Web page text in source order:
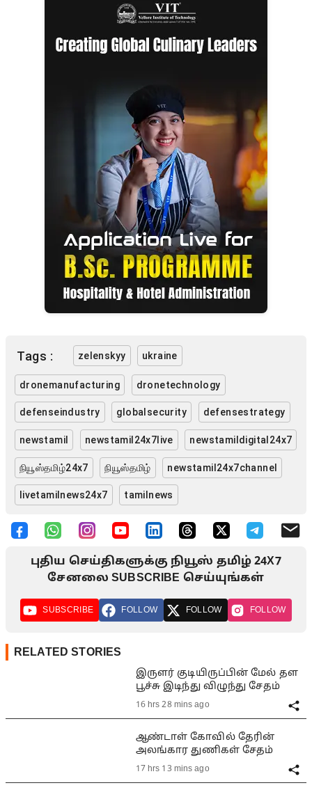
Tags : zelenskyy ukraine
dronemanufacturing dronetechnology
defenseindustry globalsecurity defensestrategy
newstamil newstamil24x7live newstamildigital24x7
நியூஸ்தமிழ்24x7 நியூஸ்தமிழ் newstamil24x7channel
livetamilnews24x7 tamilnews
புதிய செய்திகளுக்கு நியூஸ் தமிழ் 24X7
சேனலை SUBSCRIBE செய்யுங்கள்
SUBSCRIBE FOLLOW FOLLOW FOLLOW
RELATED STORIES
இருளர் குடியிருப்பின் மேல் தள
பூச்சு இடிந்து விழுந்து சேதம்
16 hrs 28 mins ago
ஆண்டாள் கோவில் தேரின்
அலங்கார துணிகள் சேதம்
17 hrs 13 mins ago